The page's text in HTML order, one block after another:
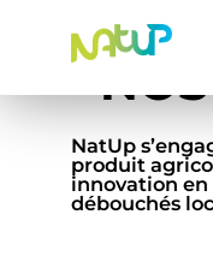
NatUp
produit
innovation
débouchés